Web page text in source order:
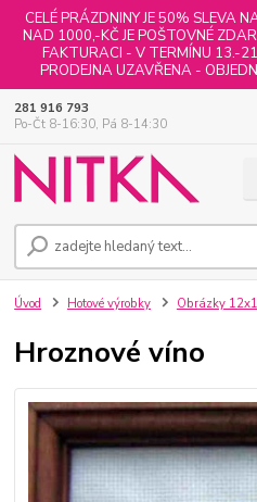
CELÉ PRÁZDNINY JE 50% SLEVA
NAD 1000,-KČ JE POŠTOVNÉ
FAKTURACI - V TERMÍNU 13.-
PRODEJNA UZAVŘENA -
281 916 793
Po-Čt 8-16:30, Pá 8-14:30
Úvod Hotové výrobky Obrázky
Hroznové víno